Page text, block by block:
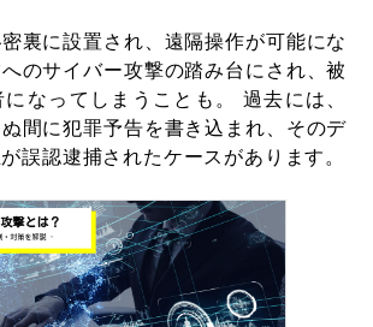
裏に設置され、遠隔操作が可能にな
のサイバー攻撃の踏み台にされ、被
なってしまうことも。 過去には、
間に犯罪予告を書き込まれ、そのデ
誤認逮捕されたケースがあります。